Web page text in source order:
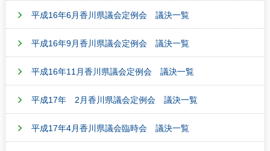
平成16年6月香川県議会定例会 議決一覧
平成16年9月香川県議会定例会 議決一覧
平成16年11月香川県議会定例会 議決一覧
平成17年 2月香川県議会定例会 議決一覧
平成17年4月香川県議会臨時会 議決一覧